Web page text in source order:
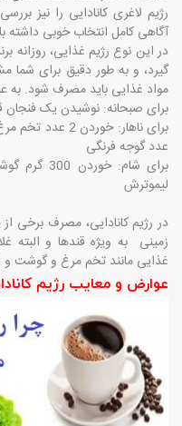
رژیم لاغری کانادایی را نیز
آگاهی کامل انتخاب خوبی داشته
در این نوع رژیم غذایی، روزانه
گیرد، و به طور دقیق برای
مواد غذایی باید مصرف شود. به
برای صبحانه: نوشیدن یک فنجان
برای ناهار:
عدد گوجه فرنگی
برای شام:
لیموترش
در رژیم کانادایی، مصرف برخی
زمینی به ویژه قندها و
غذایی مانند تخم مرغ و گوشت و
عوارض و معایب رژیم